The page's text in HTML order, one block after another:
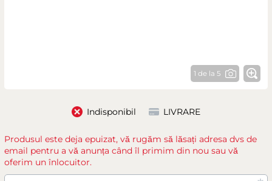
1 de la 5
Indisponibil LIVRARE
Produsul este deja epuizat, vă rugăm să lăsați adresa dvs de
email pentru a vă anunța când îl primim din nou sau vă
oferim un înlocuitor.